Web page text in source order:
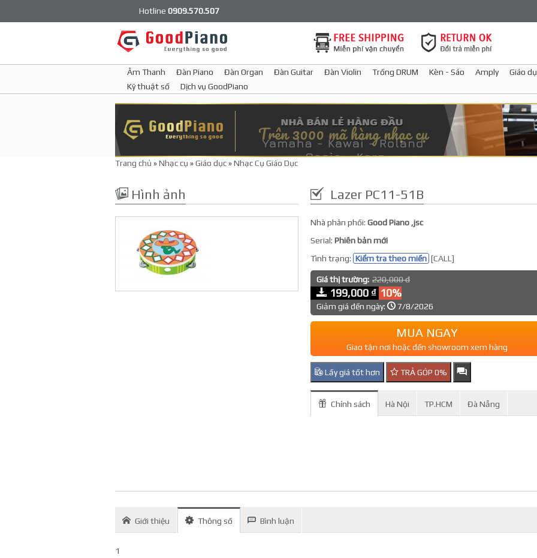
Hotline 0909.570.507
Âm Thanh Đàn Piano Đàn Organ Đàn Guitar Đàn Violin Trống DRUM Kèn - Sáo Amply
Giáo
Kỹ thuật số
Dịch vụ GoodPiano
Trang chủ »Nhạc cụ »Giáo dục»Nhạc Cụ Giáo Dục
Hình ảnh Lazer PC11-51B
Nhà phân phối:Good Piano ,jsc
Serial:Phiên bản mới
Tình trạng: Kiểm tra theo miền [CALL]
Giá thị trường: 220,000 đ
199,000 ₫ 10%
Giảm giá đến ngày: 7/8/2026
MUA NGAY
Giao tận nơi hoặc đến showroom xem hàng
Lấy giá tốt hơn TRẢ GÓP 0%
Chính sách Hà Nội TP.HCM Đà Nẵng
Giới thiệu Thông số Bình luận
1